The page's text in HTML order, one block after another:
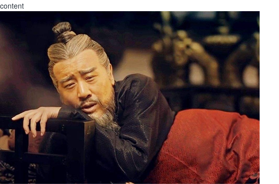
content